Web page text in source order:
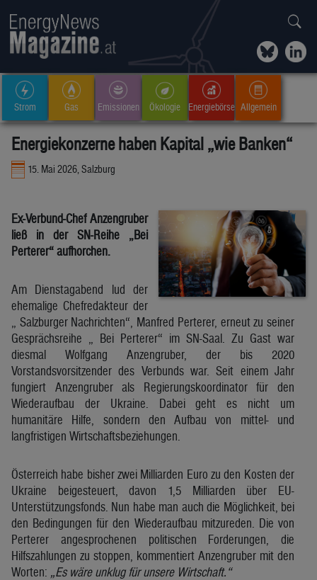
Strom Gas Emissionen Ökologie Energiebörse Allgemein
Energiekonzerne haben Kapital „wie Banken“
15. Mai 2026, Salzburg
Ex-Verbund-Chef Anzengruber
ließ in der SN-Reihe „Bei
Perterer“ aufhorchen.
Am Dienstagabend lud der
ehemalige Chefredakteur der
„ Salzburger Nachrichten“, Manfred Perterer, erneut zu seiner
Gesprächsreihe „ Bei Perterer“ im SN-Saal. Zu Gast war
diesmal Wolfgang Anzengruber, der bis 2020
Vorstandsvorsitzender des Verbunds war. Seit einem Jahr
fungiert Anzengruber als Regierungskoordinator für den
Wiederaufbau der Ukraine. Dabei geht es nicht um
humanitäre Hilfe, sondern den Aufbau von mittel- und
langfristigen Wirtschaftsbeziehungen.
Österreich habe bisher zwei Milliarden Euro zu den Kosten der
Ukraine beigesteuert, davon 1,5 Milliarden über EU-
Unterstützungsfonds. Nun habe man auch die Möglichkeit, bei
den Bedingungen für den Wiederaufbau mitzureden. Die von
Perterer angesprochenen politischen Forderungen, die
Hilfszahlungen zu stoppen, kommentiert Anzengruber mit den
Worten: „Es wäre unklug für unsere Wirtschaft.“